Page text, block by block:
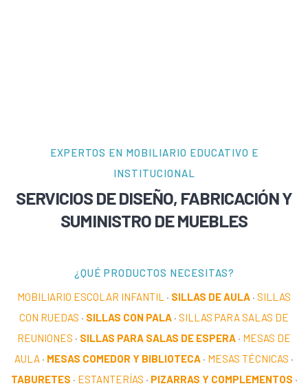
EXPERTOS EN MOBILIARIO EDUCATIVO E
INSTITUCIONAL
SERVICIOS DE DISEÑO, FABRICACIÓN Y
SUMINISTRO DE MUEBLES
¿QUÉ PRODUCTOS NECESITAS?
MOBILIARIO ESCOLAR INFANTIL · SILLAS DE AULA · SILLAS
CON RUEDAS · SILLAS CON PALA · SILLAS PARA SALAS DE
REUNIONES · SILLAS PARA SALAS DE ESPERA · MESAS DE
AULA · MESAS COMEDOR Y BIBLIOTECA · MESAS TÉCNICAS ·
TABURETES · ESTANTERÍAS · PIZARRAS Y COMPLEMENTOS ·